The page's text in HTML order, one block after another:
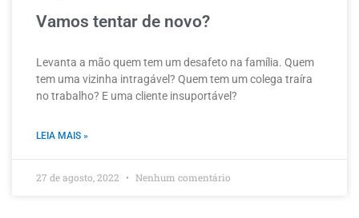
Vamos tentar de novo?
Levanta a mão quem tem um desafeto na família. Quem
tem uma vizinha intragável? Quem tem um colega traíra
no trabalho? E uma cliente insuportável?
LEIA MAIS »
27 de agosto, 2022 Nenhum comentário